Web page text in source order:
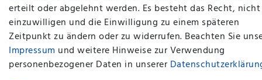
erteilt oder abgelehnt werden. Es besteht das Recht, nicht
einzuwilligen und die Einwilligung zu einem späteren
Zeitpunkt zu ändern oder zu widerrufen. Beachten Sie
Impressum und weitere Hinweise zur Verwendung
personenbezogener Daten in unserer
plentymarkets Template von Plenty Lions